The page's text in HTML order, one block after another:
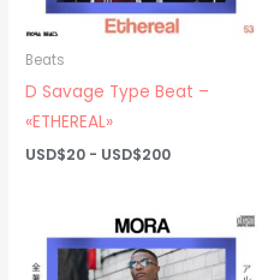
Beats
D Savage Type Beat –
«ETHEREAL»
USD$20 - USD$200Rango
USD$20
hasta
USD$200